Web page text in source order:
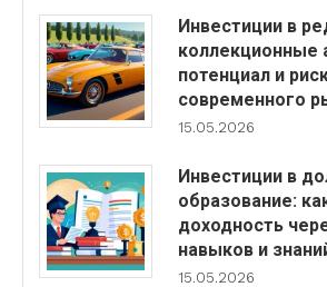
Инвестиции в
коллекционные
потенциал и
современного
15.05.2026
Инвестиции в
образование:
доходность
навыков и
15.05.2026